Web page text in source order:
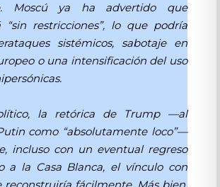
Moscú ya ha advertido que
“sin restricciones”, lo que podría
sistémicos, sabotaje en
o una intensificación del uso
la retórica de Trump —al
como “absolutamente loco”—
incluso con un eventual regreso
a la Casa Blanca, el vínculo con